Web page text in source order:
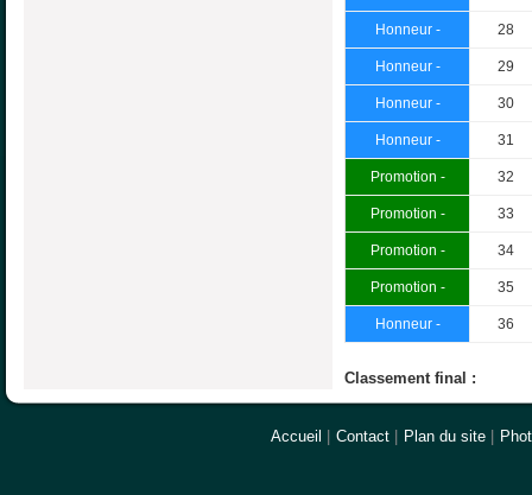
Honneur - 28
Honneur - 29
Honneur - 30
Honneur - 31
Promotion - 32
Promotion - 33
Promotion - 34
Promotion - 35
Honneur - 36
Classement final :
Accueil | Contact | Plan du site |